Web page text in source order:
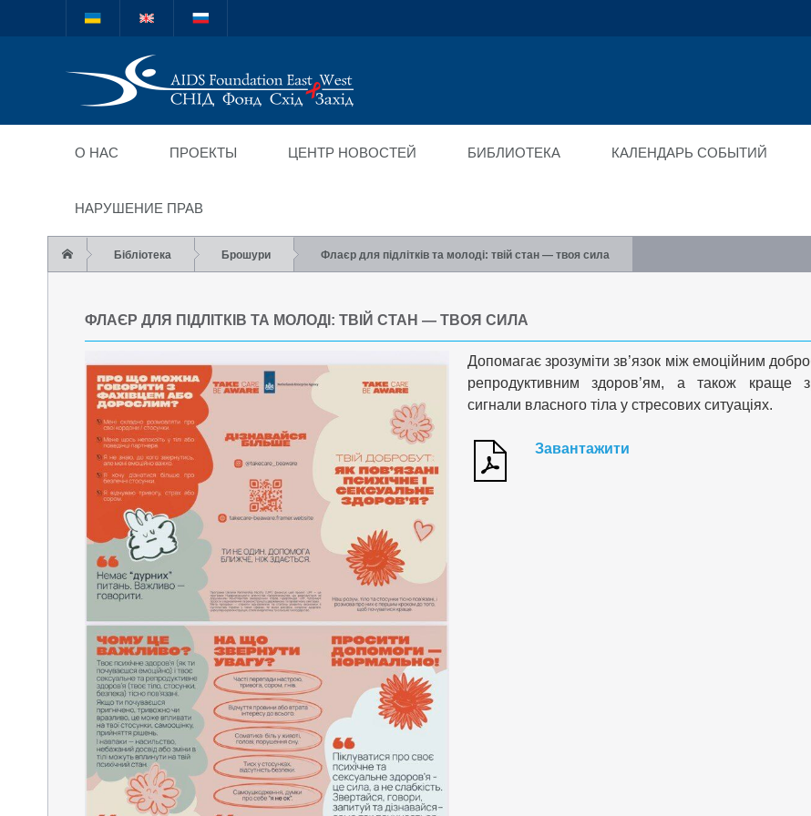
Міжнародний благодійний фонд
"СНІД Фонд Схід-Захід"
О НАС ПРОЕКТЫ ЦЕНТР НОВОСТЕЙ БИБЛИОТЕКА КАЛЕНДАРЬ СОБЫТИЙ
НАРУШЕНИЕ ПРАВ
Бібліотека Брошури Флаєр для підлітків та молоді: твій стан — твоя сила
ФЛАЄР ДЛЯ ПІДЛІТКІВ ТА МОЛОДІ: ТВІЙ СТАН — ТВОЯ СИЛА
Допомагає зрозуміти зв’язок між емоційним
репродуктивним здоров’ям, а також краще
сигнали власного тіла у стресових ситуаціях.
Завантажити